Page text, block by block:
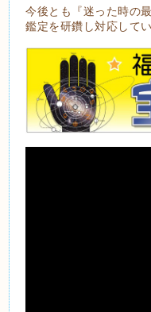
今後とも『迷った時の
鑑定を研鑽し対応してい